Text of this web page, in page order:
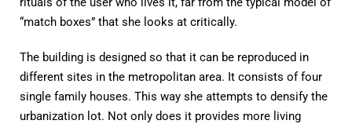
“match boxes” that she looks at critically.
The building is designed so that it can be reproduced in
different sites in the metropolitan area. It consists of four
single family houses. This way she attempts to densify the
urbanization lot. Not only does it provides more living